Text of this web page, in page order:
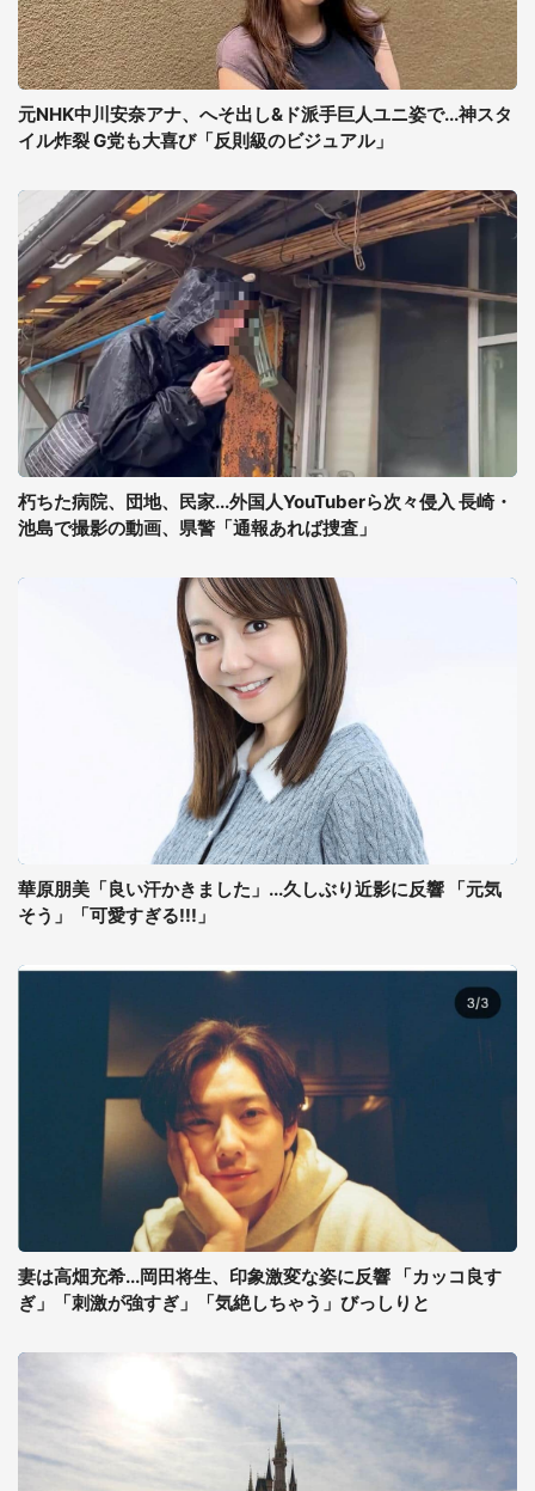
元NHK中川安奈アナ、へそ出し&ド派手巨人ユニ姿で...神スタ
イル炸裂 G党も大喜び「反則級のビジュアル」
朽ちた病院、団地、民家...外国人YouTuberら次々侵入 長崎・
池島で撮影の動画、県警「通報あれば捜査」
華原朋美「良い汗かきました」...久しぶり近影に反響 「元気
そう」「可愛すぎる!!!」
妻は高畑充希...岡田将生、印象激変な姿に反響 「カッコ良す
ぎ」「刺激が強すぎ」「気絶しちゃう」びっしりと